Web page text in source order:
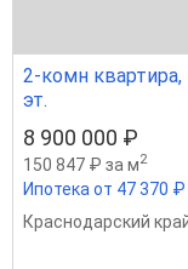
2-комн квартира,
эт.
8 900 000 ₽
150 847 ₽ за м2
Ипотека от 47 370
Краснодарский